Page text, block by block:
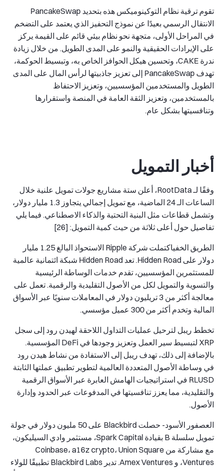
تقوم ترقية نظام التوكينوميكس هذه بتحديد PancakeSwap
الانتقال الرسمي بعيدًا عن نموذج التحفيز الذي يعتمد على التضخم
في المراحل الأولى، متجهة نحو نظام بيئي قائم على القيمة يركز
على الإيرادات الحقيقية والنمو على المدى الطويل. من خلال زيادة
ندرة CAKE، وتحسين هيكل الحوافز الخاص به، وتبسيط الحوكمة،
تهدف PancakeSwap إلى تعزيز جاذبيتها لرأس المال على المدى
الطويل والمستخدمين المؤسسيين، وتعزيز الاحتفاظ
بالمستخدمين، وتعزيز الثقة العامة في المنصة واستقرارها
وتنافسيتها بشكل عام.
أخبار التمويل
وفقًا لـ RootData، أعلن ستة مشاريع جولات تمويل علنية خلال
الساعات الـ 24 الماضية، مع تمويل إجمالي يتجاوز 1.3 مليار دولار،
وتشمل قطاعات مثل البنية التحتية والذكاء الاصطناعي. فيما يلي
تفاصيل حول أعلى ثلاثة من حيث كمية التمويل: [26]
الطريق الخفي
اكتملت شركة Ripple الاستحواذ البالغ 1.25 مليار
دولار على Hidden Road. تعد Hidden Road شبكة ائتمانية عالمية
للمستثمرين المؤسسيين، تقدم خدمات الوساطة الرئيسية
والتسوية والتمويل لكل من الأصول التقليدية والرقمية. تعمل على
معالجة أكثر من 3 تريليون دولار في المعاملات سنويًا عبر الأسواق
المالية وتخدم أكثر من 300 عميل مؤسسي.
تخطط ريبل لترحيل عمليات التداول اللاحقة لهيدن رود إلى سجل
XRP لتبسيط سير العمل وتعزيز وجودها في DeFi المؤسسية.
بالإضافة إلى ذلك، تهدف ريبل إلى الاستفادة من نشاط هيدن رود
في وساطة الأصول المتعددة العالمية لتطوير تطبيق عملتها الثابتة
RLUSD في استراتيجيات الهامش العابرة عبر الأسواق الرقمية
والتقليدية، مما يعزز تنافسيتها في المدفوعات عبر الحدود وإدارة
الأصول.
العصفور الأسود
- حصلت Blackbird على 50 مليون دولار في جولة
تمويل سلسلة B بقيادة Spark Capital، مستثمر وادي السيليكون،
مع مشاركة من Coinbase، a16z crypto، Union Square
Ventures، و Amex Ventures. تدير Blackbird Labs تطبيقًا للولاء